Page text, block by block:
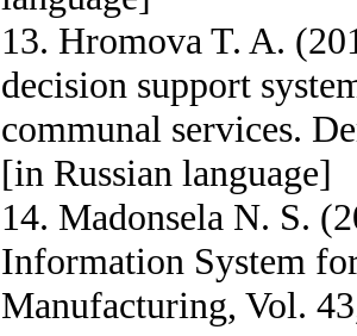
13. Hromova T. A.
decision support
communal services.
[in Russian language]
14. Madonsela N. S.
Information System
Manufacturing, Vol.